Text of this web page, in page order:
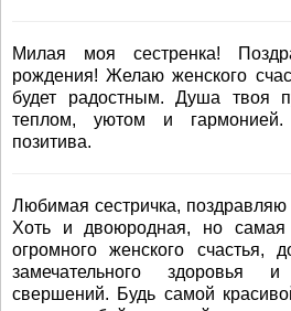
Милая моя сестренка!
рождения! Желаю женского
будет радостным. Душа твоя
теплом, уютом и
позитива.
Любимая сестричка,
Хоть и двоюродная, но
огромного женского счастья,
замечательного здоровья
свершений. Будь самой